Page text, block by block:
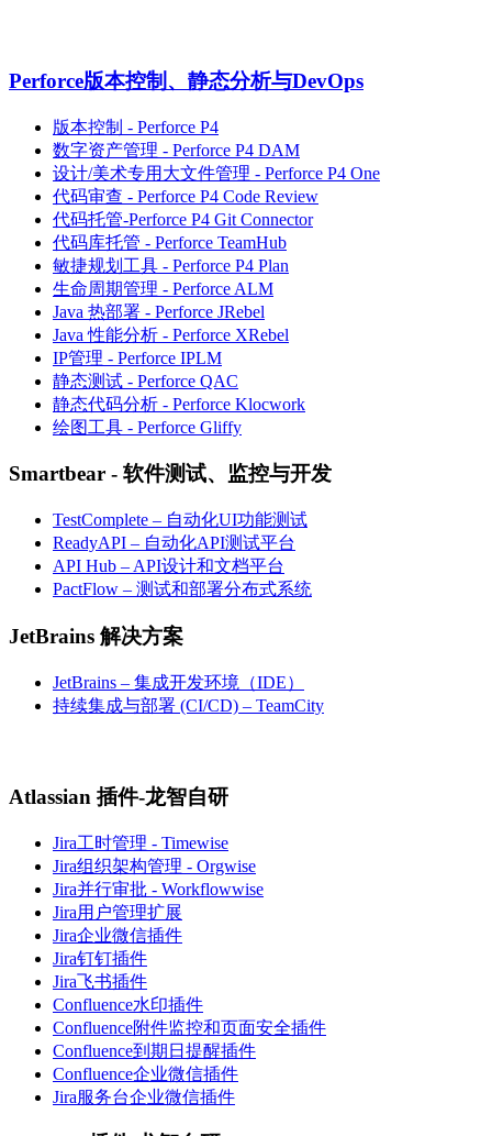
Perforce版本控制、静态分析与DevOps
版本控制 - Perforce P4
数字资产管理 - Perforce P4 DAM
设计/美术专用大文件管理 - Perforce P4 One
代码审查 - Perforce P4 Code Review
代码托管-Perforce P4 Git Connector
代码库托管 - Perforce TeamHub
敏捷规划工具 - Perforce P4 Plan
生命周期管理 - Perforce ALM
Java 热部署 - Perforce JRebel
Java 性能分析 - Perforce XRebel
IP管理 - Perforce IPLM
静态测试 - Perforce QAC
静态代码分析 - Perforce Klocwork
绘图工具 - Perforce Gliffy
Smartbear - 软件测试、监控与开发
TestComplete – 自动化UI功能测试
ReadyAPI – 自动化API测试平台
API Hub – API设计和文档平台
PactFlow – 测试和部署分布式系统
JetBrains 解决方案
JetBrains – 集成开发环境（IDE）
持续集成与部署 (CI/CD) – TeamCity
Atlassian 插件-龙智自研
Jira工时管理 - Timewise
Jira组织架构管理 - Orgwise
Jira并行审批 - Workflowwise
Jira用户管理扩展
Jira企业微信插件
Jira钉钉插件
Jira飞书插件
Confluence水印插件
Confluence附件监控和页面安全插件
Confluence到期日提醒插件
Confluence企业微信插件
Jira服务台企业微信插件